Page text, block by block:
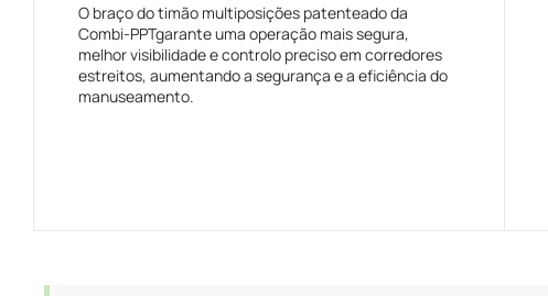
O braço do timão multiposições patenteado da
Combi-PPTgarante uma operação mais segura,
melhor visibilidade e controlo preciso em corredores
estreitos, aumentando a segurança e a eficiência do
manuseamento.